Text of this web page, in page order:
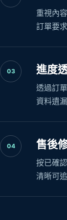
重視內
訂單要
03 進度
透過訂
資料遺
04 售後
按已確
清晰可